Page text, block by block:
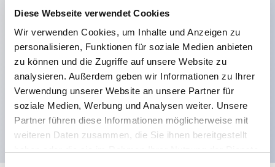
Diese Webseite verwendet Cookies
Wir verwenden Cookies, um Inhalte und Anzeigen zu
personalisieren, Funktionen für soziale Medien anbieten
zu können und die Zugriffe auf unsere Website zu
analysieren. Außerdem geben wir Informationen zu Ihrer
Verwendung unserer Website an unsere Partner für
soziale Medien, Werbung und Analysen weiter. Unsere
Partner führen diese Informationen möglicherweise mit
weiteren Daten zusammen, die Sie ihnen bereitgestellt
Isolierung zwischen den 2 Kontakten).
59,9 mm (※ 22-stufiger Kontaktblock).
Platzsparendes Design möglich.
Sicherheitsstruktur der 3. Generation: 2-Aktions-
Freisetzung, integrierter Schutz, IP20-
Fingerschutzstruktur